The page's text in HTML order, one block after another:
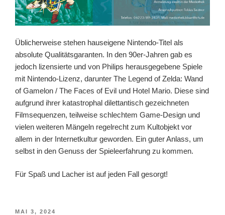
Üblicherweise stehen hauseigene Nintendo-Titel als
absolute Qualitätsgaranten. In den 90er-Jahren gab es
jedoch lizensierte und von Philips herausgegebene Spiele
mit Nintendo-Lizenz, darunter The Legend of Zelda: Wand
of Gamelon / The Faces of Evil und Hotel Mario. Diese sind
aufgrund ihrer katastrophal dilettantisch gezeichneten
Filmsequenzen, teilweise schlechtem Game-Design und
vielen weiteren Mängeln regelrecht zum Kultobjekt vor
allem in der Internetkultur geworden. Ein guter Anlass, um
selbst in den Genuss der Spieleerfahrung zu kommen.
Für Spaß und Lacher ist auf jeden Fall gesorgt!
VERÖFFENTLICHT
MAI 3, 2024